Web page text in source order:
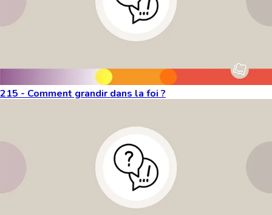
215 - Comment grandir dans la foi ?